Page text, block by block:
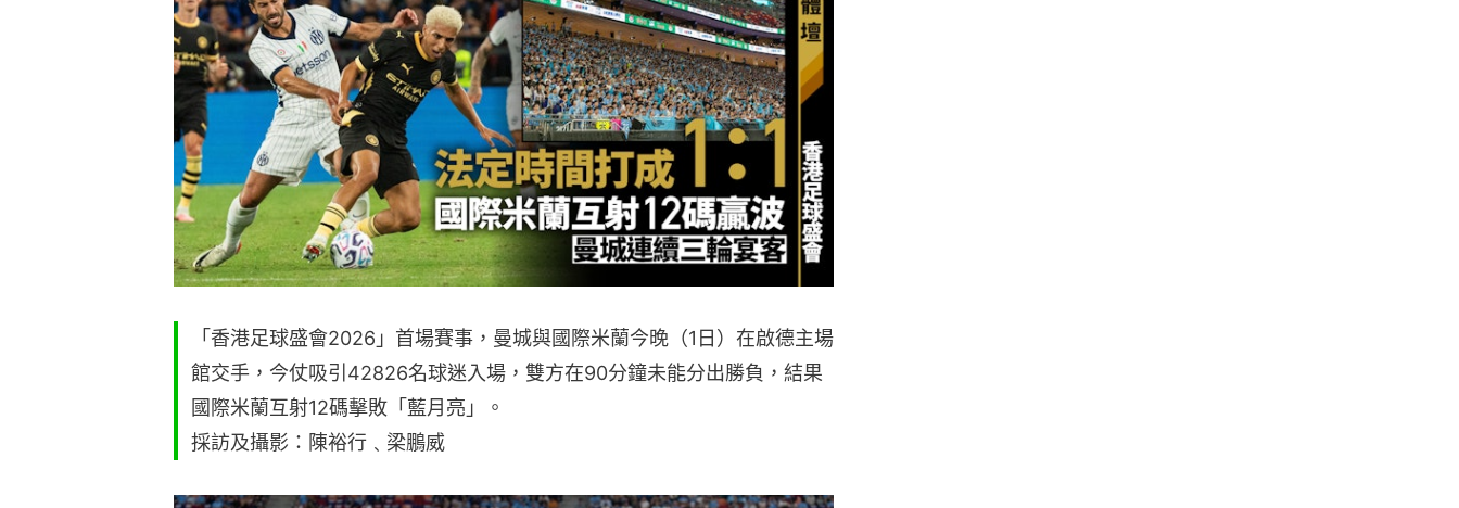
「香港足球盛會2026」首場賽事，曼城與國際米蘭今晚（1日）在啟德主場
館交手，今仗吸引42826名球迷入場，雙方在90分鐘未能分出勝負，結果
國際米蘭互射12碼擊敗「藍月亮」。
採訪及攝影：陳裕行﹑梁鵬威